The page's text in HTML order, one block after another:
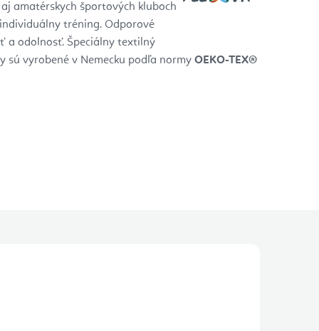
amatérskych športových kluboch
tréning. Odporové
a odolnosť. Špeciálny textilný
sú vyrobené v Nemecku podľa normy OEKO-TEX®